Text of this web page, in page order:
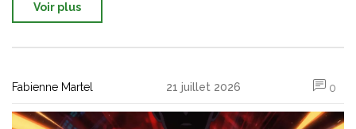
Voir plus
Fabienne Martel 21 juillet 2026 0